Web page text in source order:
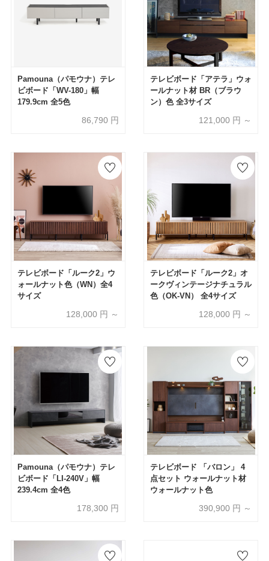
Pamouna（パモウナ）テレ
ビボード「WV-180」幅
179.9cm 全5色
86,790 円
テレビボード「アテラ」ウォ
ールナット材 BR（ブラウ
ン）色 全3サイズ
121,000 円 ～
テレビボード「ルーク2」ウ
ォールナット色（WN）全4
サイズ
128,000 円 ～
テレビボード「ルーク2」オ
ークヴィンテージナチュラル
色（OK-VN） 全4サイズ
128,000 円 ～
Pamouna（パモウナ）テレ
ビボード「LI-240V」幅
239.4cm 全4色
178,300 円
テレビボード 「バロン」 4
点セット ウォールナット材
ウォールナット色
390,900 円 ～